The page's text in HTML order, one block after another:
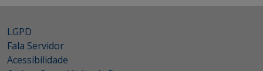
LGPD
Fala Servidor
Acessibilidade